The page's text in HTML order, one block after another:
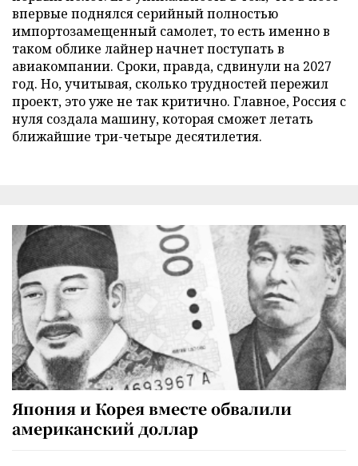
впервые поднялся серийный полностью
импортозамещенный самолет, то есть именно в
таком облике лайнер начнет поступать в
авиакомпании. Сроки, правда, сдвинули на 2027
год. Но, учитывая, сколько трудностей пережил
проект, это уже не так критично. Главное, Россия с
нуля создала машину, которая сможет летать
ближайшие три-четыре десятилетия.
Япония и Корея вместе обвалили
американский доллар